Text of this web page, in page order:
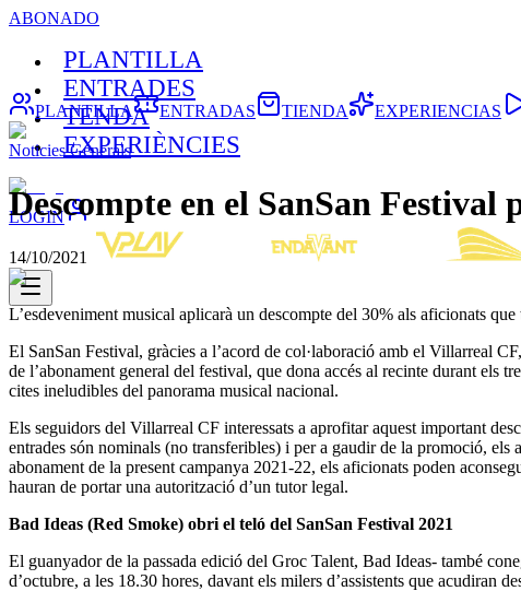
ABONADO
PLANTILLA
ENTRADES
TENDA
EXPERIÈNCIES
LOGIN
PLANTILLA ENTRADAS TIENDA EXPERIENCIAS
Noticies Generals
Descompte en el SanSan Festival
14/10/2021
L’esdeveniment musical aplicarà un descompte del 30% als aficionats
El SanSan Festival, gràcies a l’acord de col·laboració amb el Villarreal
de l’abonament general del festival, que dona accés al recinte durant els
cites ineludibles del panorama musical nacional.
Els seguidors del Villarreal CF interessats a aprofitar aquest important
entrades són nominals (no transferibles) i per a gaudir de la promoció,
abonament de la present campanya 2021-22, els aficionats poden
hauran de portar una autorització d’un tutor legal.
Bad Ideas (Red Smoke) obri el teló del SanSan Festival 2021
El guanyador de la passada edició del Groc Talent, Bad Ideas- també
d’octubre, a les 18.30 hores, davant els milers d’assistents que acudiran